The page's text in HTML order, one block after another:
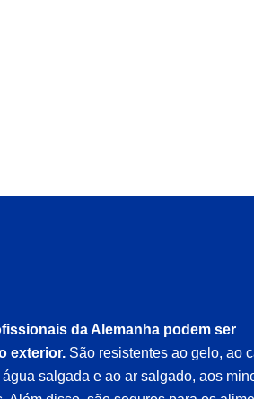
da Alemanha podem ser
exterior. São resistentes ao gelo, ao
salgada e ao ar salgado, aos